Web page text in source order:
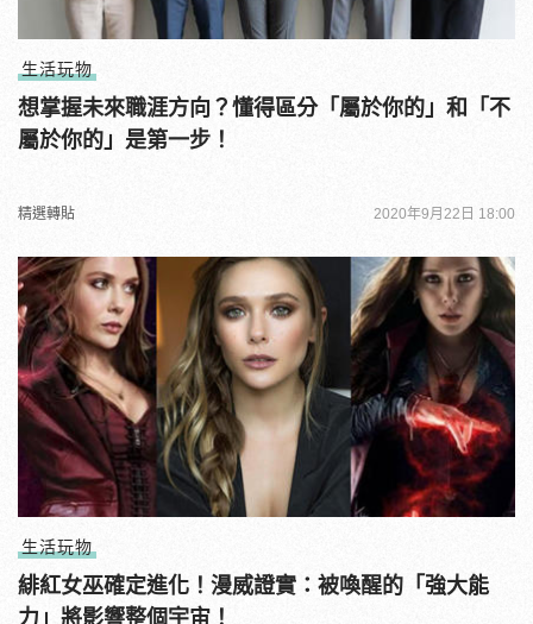
生活玩物
想掌握未來職涯方向？懂得區分「屬於你的」和「不
屬於你的」是第一步！
精選轉貼 2020年9月22日 18:00
生活玩物
緋紅女巫確定進化！漫威證實：被喚醒的「強大能
力」將影響整個宇宙！